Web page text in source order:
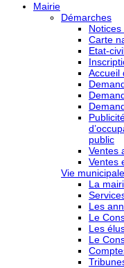
Mairie
Démarches
Carte
Etat-
Accueil
public
Ventes
Ventes
Vie municipale
La
Les
Le
Les
Le